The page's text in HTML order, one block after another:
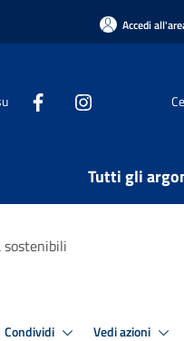
Accedi
Tutti gli
sostenibili
Condividi Vedi azioni